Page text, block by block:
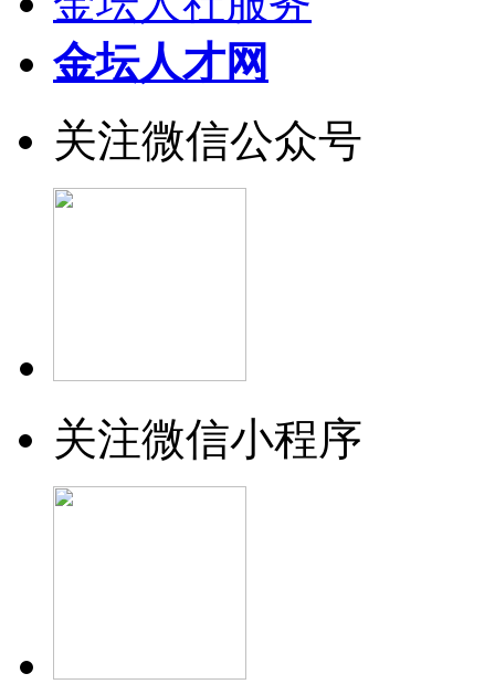
金坛人才网
关注微信公众号
关注微信小程序